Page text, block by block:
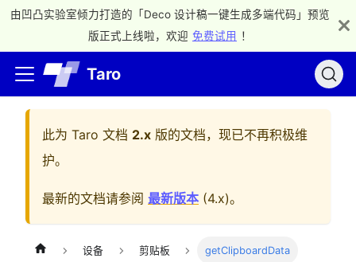
由凹凸实验室倾力打造的「Deco 设计稿一键生成多端代码」预览
版正式上线啦，欢迎 免费试用 ！
Taro
此为 Taro 文档 2.x 版的文档，现已不再积极维
护。
最新的文档请参阅 最新版本 (4.x)。
设备 剪贴板 getClipboardData